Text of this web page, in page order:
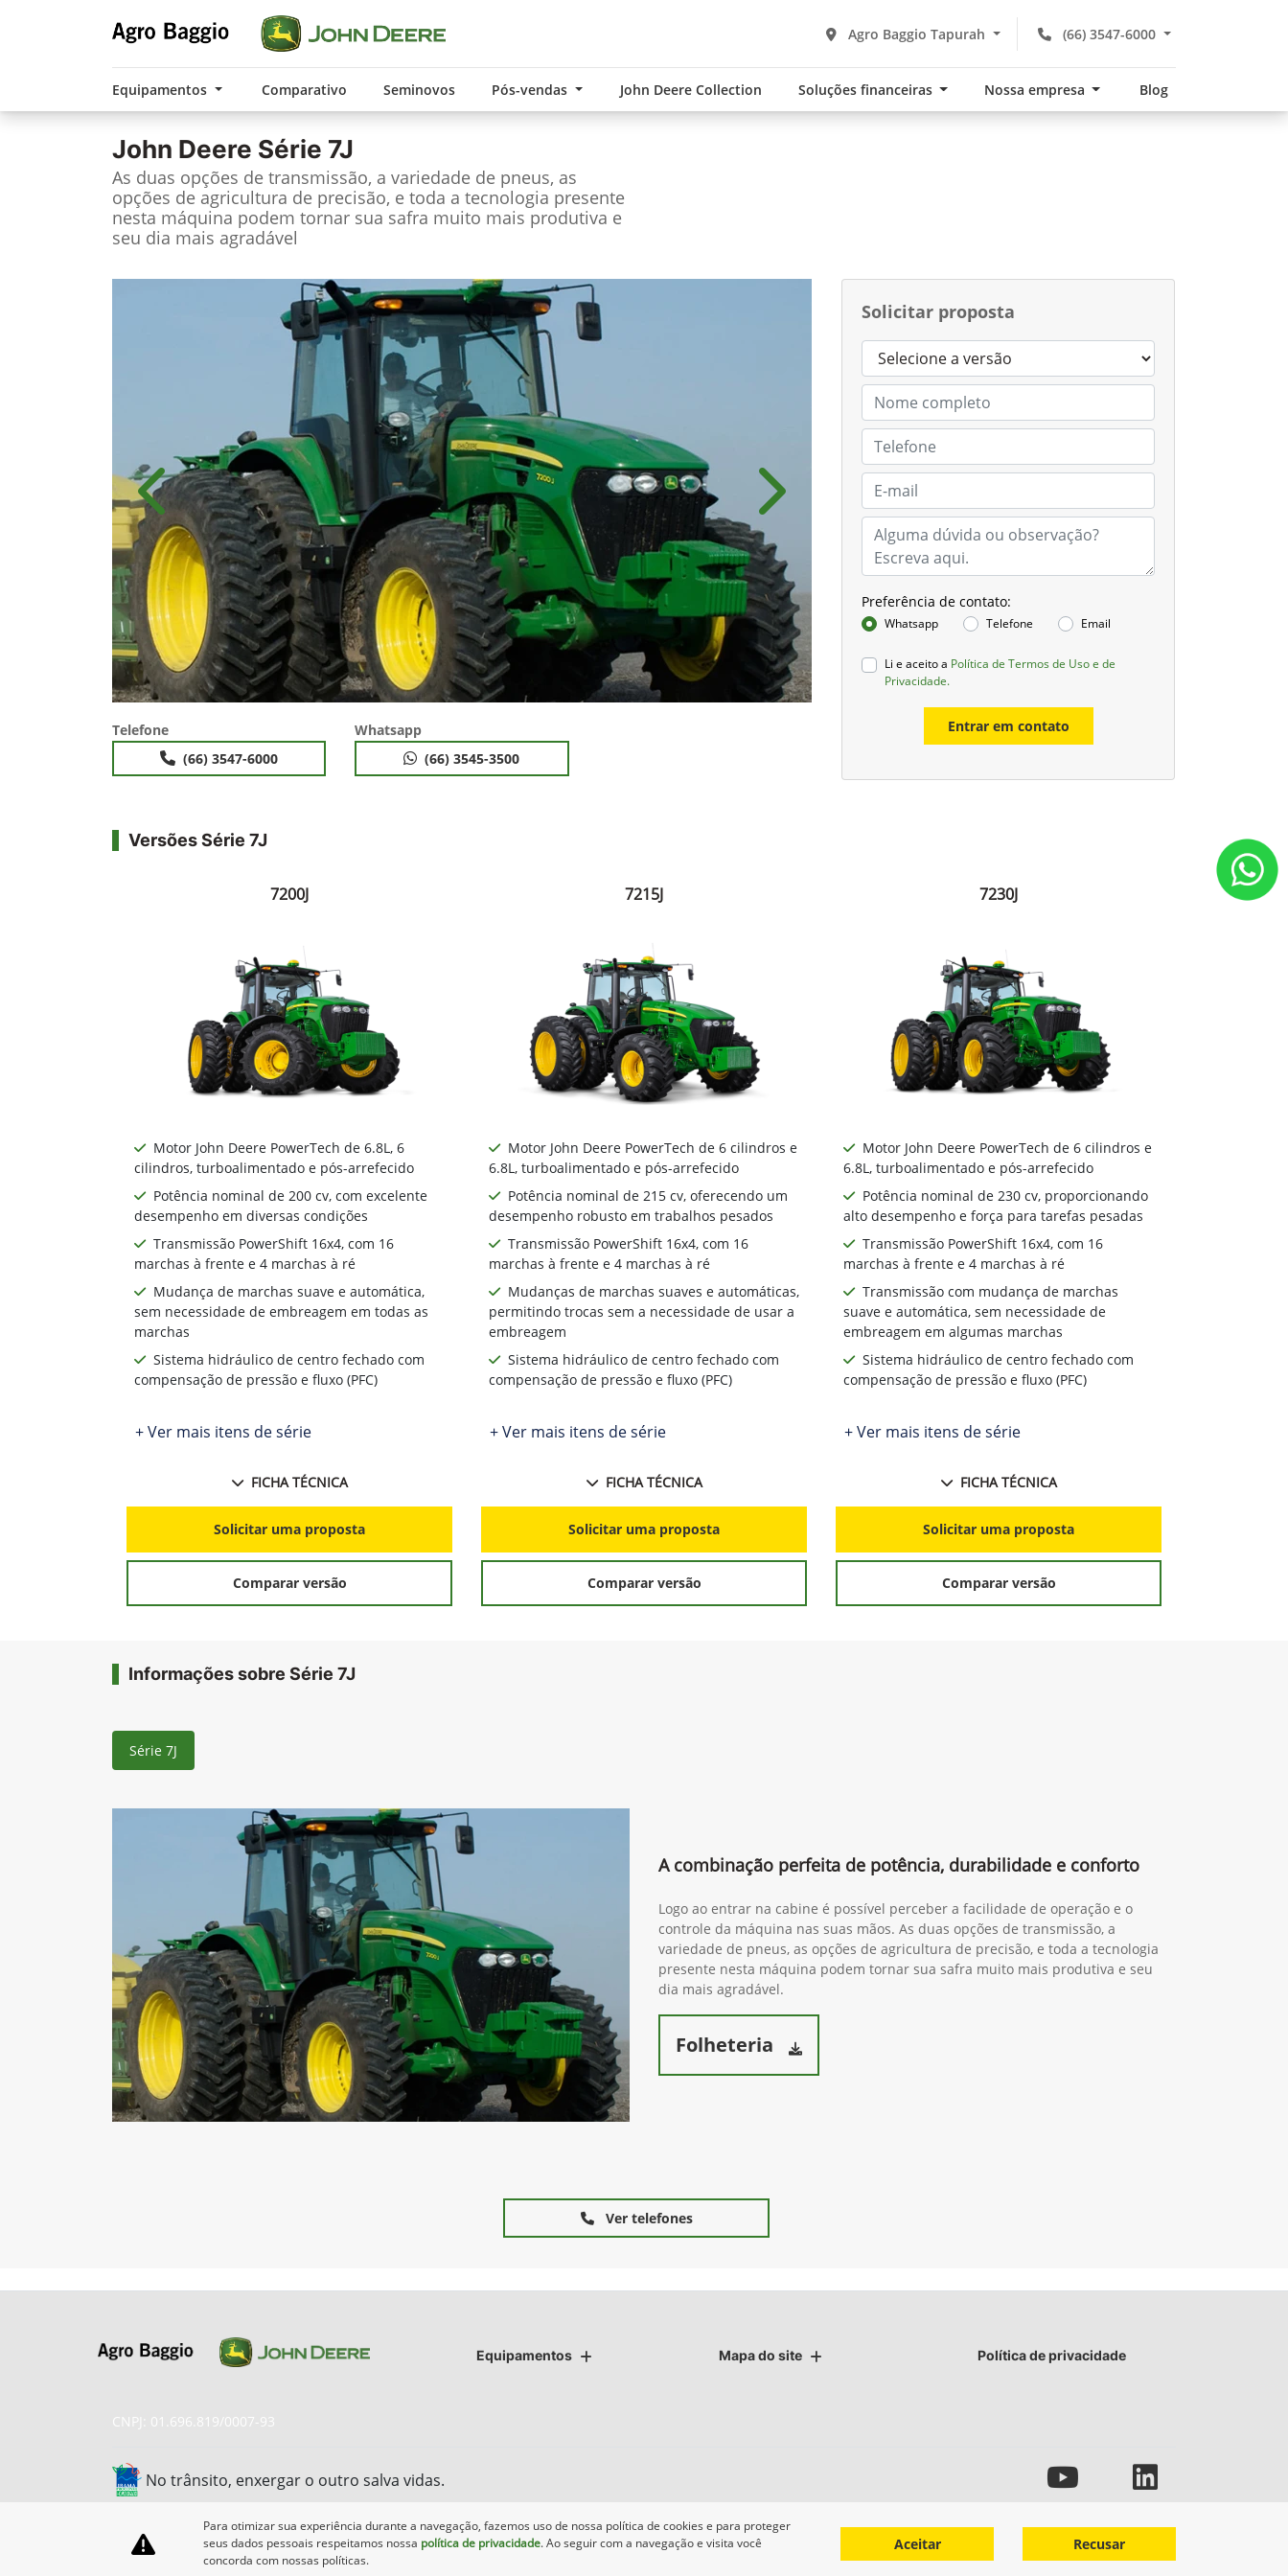
(66) 3547-6000
Agro Baggio Tapurah
Equipamentos Comparativo Seminovos Pós-vendas John Deere Collection Soluções financeiras Nossa empresa Blog
John Deere Série 7J
As duas opções de transmissão, a variedade de pneus, as
opções de agricultura de precisão, e toda a tecnologia presente
nesta máquina podem tornar sua safra muito mais produtiva e
seu dia mais agradável
Solicitar proposta
Preferência de contato:
Whatsapp Telefone Email
Li e aceito a Política de Termos de Uso e de
Privacidade.
Entrar em contato
Anterior Próximo
Telefone
(66) 3547-6000
Whatsapp
(66) 3545-3500
Versões Série 7J
7200J
Motor John Deere PowerTech de 6.8L, 6
cilindros, turboalimentado e pós-arrefecido
Potência nominal de 200 cv, com excelente
desempenho em diversas condições
Transmissão PowerShift 16x4, com 16
marchas à frente e 4 marchas à ré
Mudança de marchas suave e automática,
sem necessidade de embreagem em todas as
marchas
Sistema hidráulico de centro fechado com
compensação de pressão e fluxo (PFC)
+ Ver mais itens de série
FICHA TÉCNICA
Solicitar uma proposta
Comparar versão
7215J
Motor John Deere PowerTech de 6 cilindros e
6.8L, turboalimentado e pós-arrefecido
Potência nominal de 215 cv, oferecendo um
desempenho robusto em trabalhos pesados
Transmissão PowerShift 16x4, com 16
marchas à frente e 4 marchas à ré
Mudanças de marchas suaves e automáticas,
permitindo trocas sem a necessidade de usar a
embreagem
Sistema hidráulico de centro fechado com
compensação de pressão e fluxo (PFC)
+ Ver mais itens de série
FICHA TÉCNICA
Solicitar uma proposta
Comparar versão
7230J
Motor John Deere PowerTech de 6 cilindros e
6.8L, turboalimentado e pós-arrefecido
Potência nominal de 230 cv, proporcionando
alto desempenho e força para tarefas pesadas
Transmissão PowerShift 16x4, com 16
marchas à frente e 4 marchas à ré
Transmissão com mudança de marchas
suave e automática, sem necessidade de
embreagem em algumas marchas
Sistema hidráulico de centro fechado com
compensação de pressão e fluxo (PFC)
+ Ver mais itens de série
FICHA TÉCNICA
Solicitar uma proposta
Comparar versão
Informações sobre Série 7J
Série 7J
A combinação perfeita de potência, durabilidade e conforto
Logo ao entrar na cabine é possível perceber a facilidade de operação e o
controle da máquina nas suas mãos. As duas opções de transmissão, a
variedade de pneus, as opções de agricultura de precisão, e toda a tecnologia
presente nesta máquina podem tornar sua safra muito mais produtiva e seu
dia mais agradável.
Folheteria
Ver telefones
Equipamentos Mapa do site Política de privacidade
CNPJ: 01.696.819/0007-93
No trânsito, enxergar o outro salva vidas.
Para otimizar sua experiência durante a navegação, fazemos uso de nossa política de cookies e para proteger
seus dados pessoais respeitamos nossa política de privacidade. Ao seguir com a navegação e visita você
concorda com nossas políticas.
Aceitar Recusar